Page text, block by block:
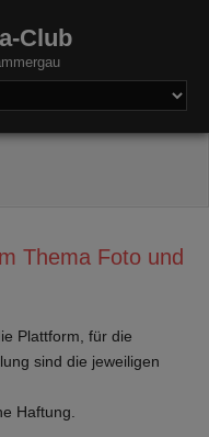
Club
Thema Foto und
Plattform, für die
sind die jeweiligen
Haftung.